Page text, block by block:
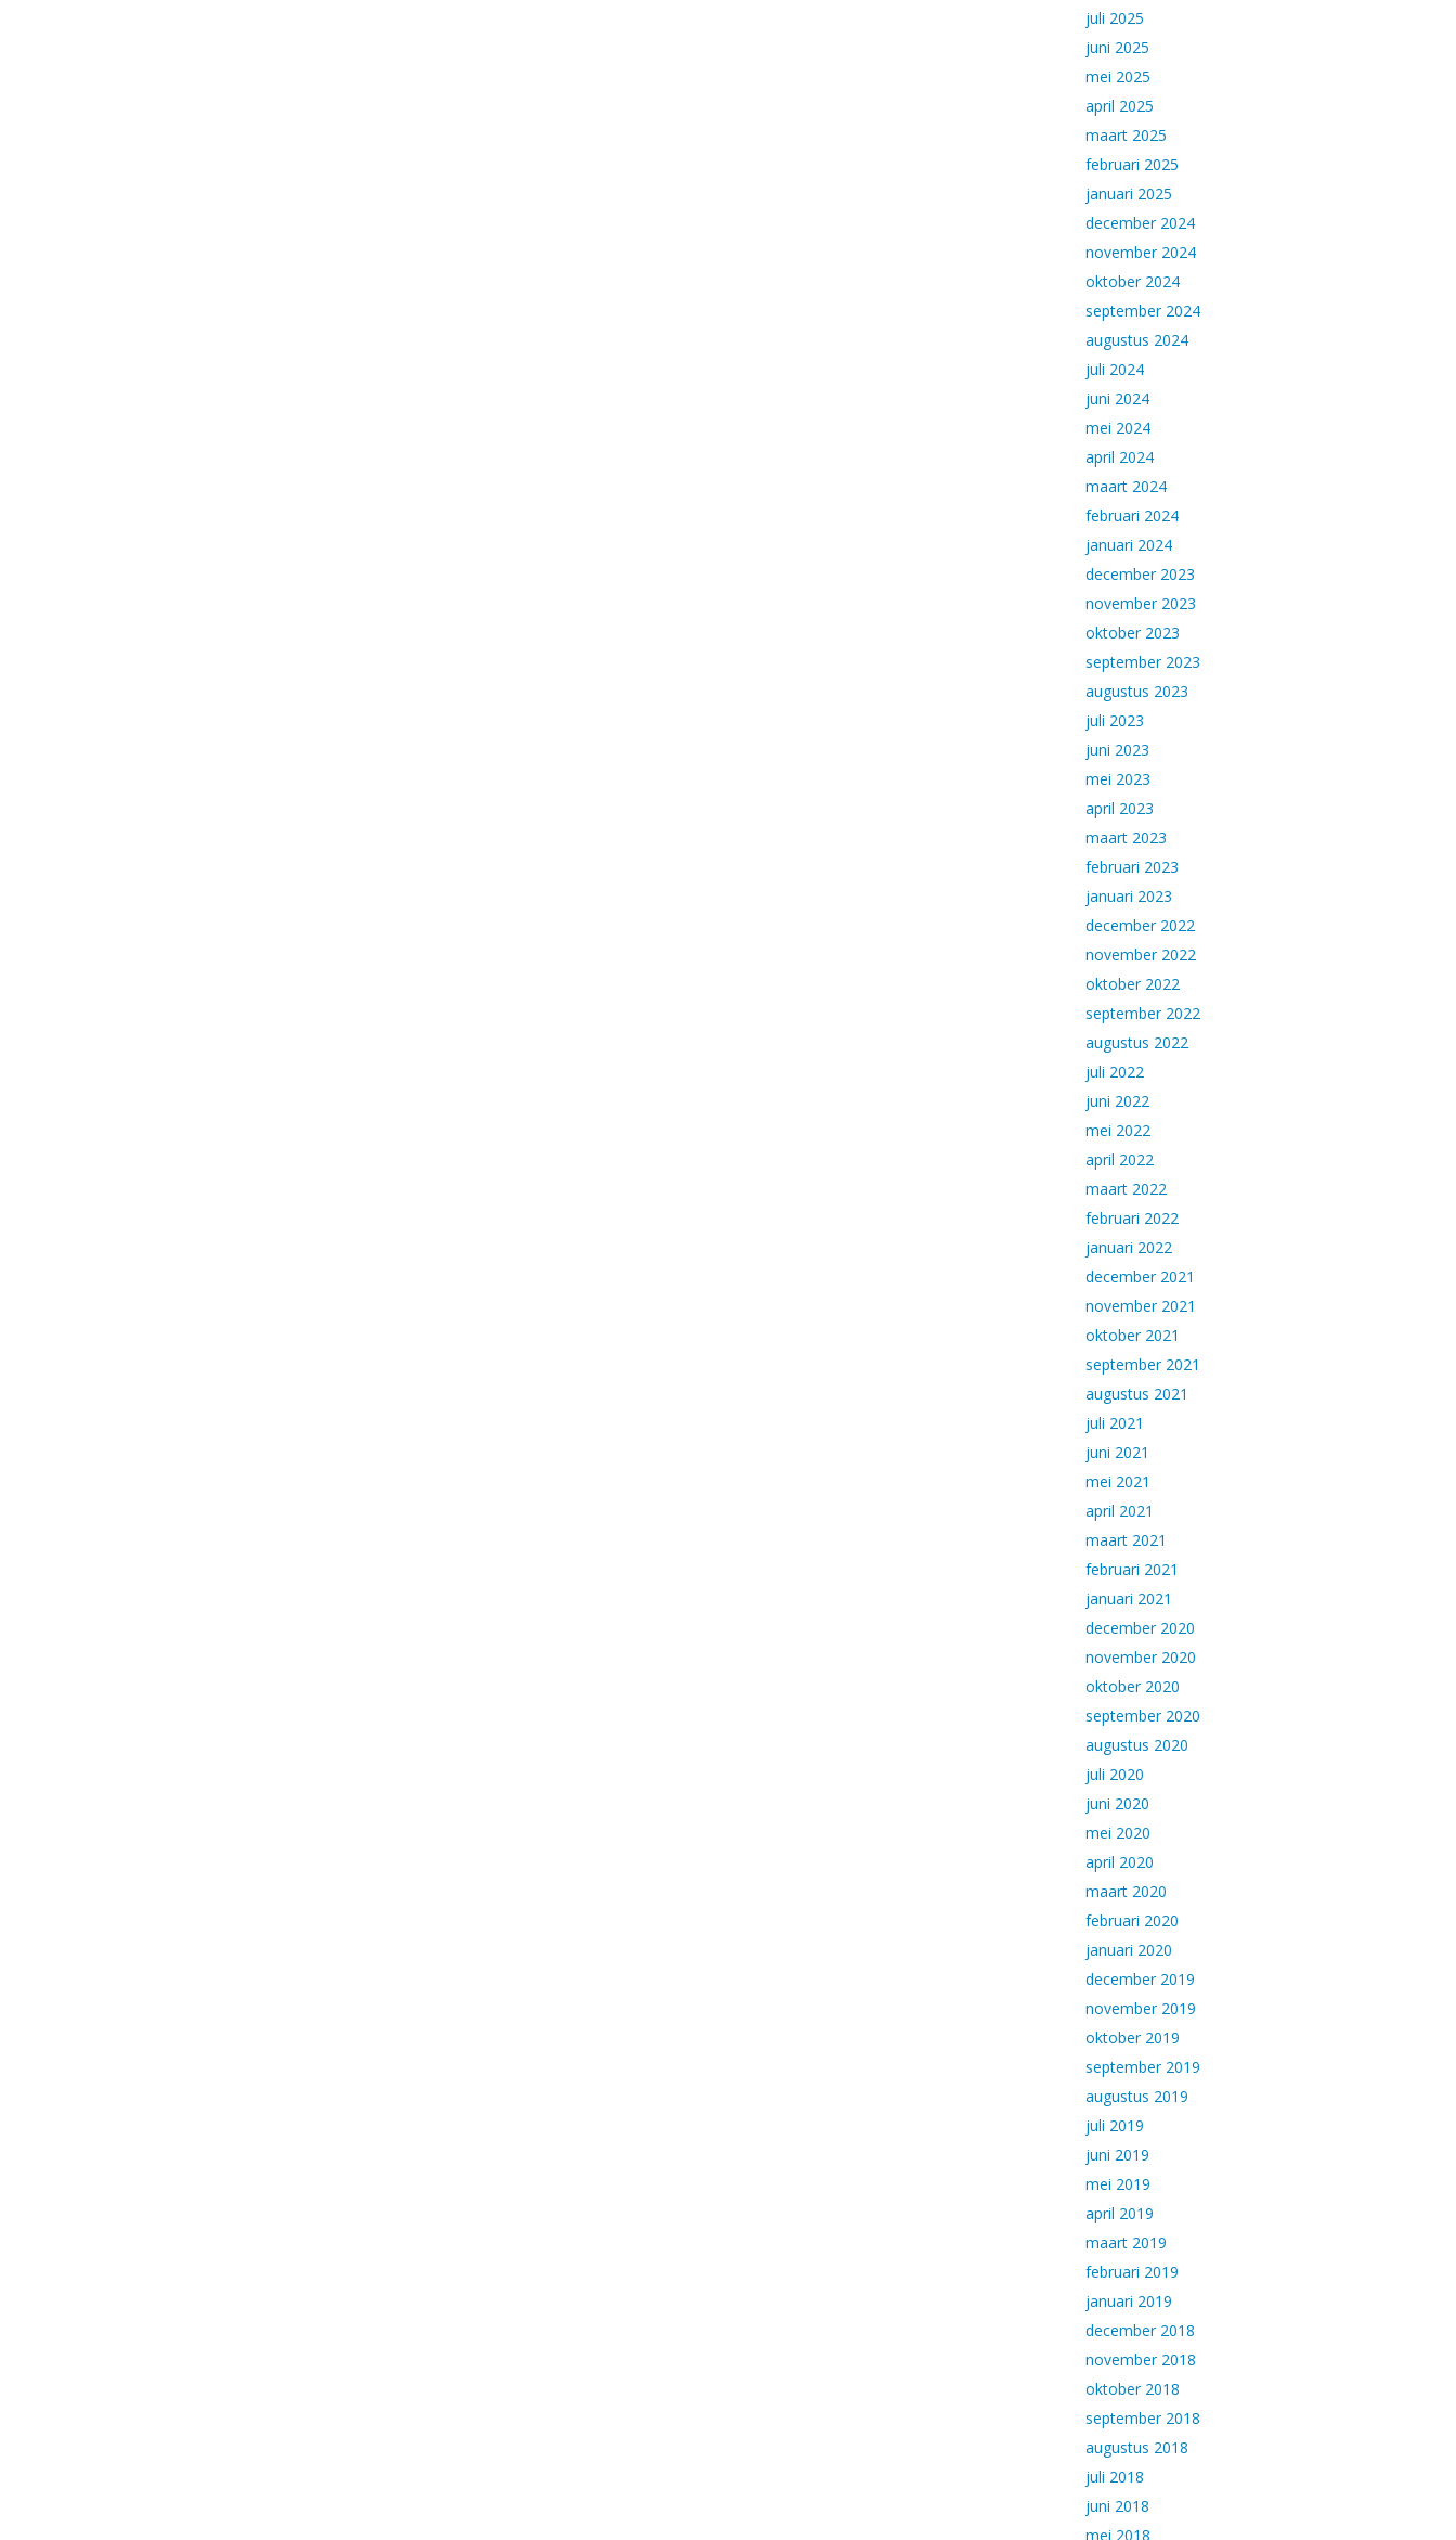
juli 2025
juni 2025
mei 2025
april 2025
maart 2025
februari 2025
januari 2025
december 2024
november 2024
oktober 2024
september 2024
augustus 2024
juli 2024
juni 2024
mei 2024
april 2024
maart 2024
februari 2024
januari 2024
december 2023
november 2023
oktober 2023
september 2023
augustus 2023
juli 2023
juni 2023
mei 2023
april 2023
maart 2023
februari 2023
januari 2023
december 2022
november 2022
oktober 2022
september 2022
augustus 2022
juli 2022
juni 2022
mei 2022
april 2022
maart 2022
februari 2022
januari 2022
december 2021
november 2021
oktober 2021
september 2021
augustus 2021
juli 2021
juni 2021
mei 2021
april 2021
maart 2021
februari 2021
januari 2021
december 2020
november 2020
oktober 2020
september 2020
augustus 2020
juli 2020
juni 2020
mei 2020
april 2020
maart 2020
februari 2020
januari 2020
december 2019
november 2019
oktober 2019
september 2019
augustus 2019
juli 2019
juni 2019
mei 2019
april 2019
maart 2019
februari 2019
januari 2019
december 2018
november 2018
oktober 2018
september 2018
augustus 2018
juli 2018
juni 2018
mei 2018